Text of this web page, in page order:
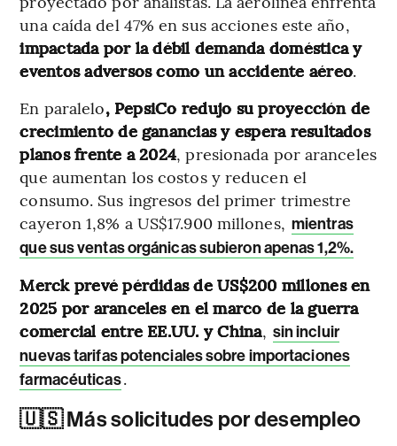
una caída del 47% en sus acciones este año,
impactada por la débil demanda doméstica y
eventos adversos como un accidente aéreo.
En paralelo, PepsiCo redujo su proyección de
crecimiento de ganancias y espera resultados
planos frente a 2024, presionada por aranceles
que aumentan los costos y reducen el
consumo. Sus ingresos del primer trimestre
cayeron 1,8% a US$17.900 millones, mientras
que sus ventas orgánicas subieron apenas 1,2%.
Merck prevé pérdidas de US$200 millones en
2025 por aranceles en el marco de la guerra
comercial entre EE.UU. y China, sin incluir
nuevas tarifas potenciales sobre importaciones
farmacéuticas.
🇺🇸 Más solicitudes por desempleo